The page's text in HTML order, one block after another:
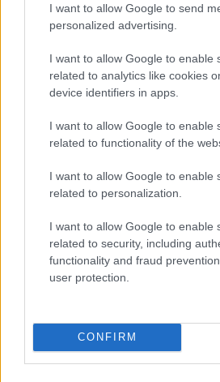
I want to allow Google to send
personalized advertising.
I want to allow Google to enable
related to analytics like cookies
device identifiers in apps.
I want to allow Google to enable
related to functionality of the
I want to allow Google to enable
related to personalization.
I want to allow Google to enable
related to security, including
functionality and fraud
user protection.
CONFIRM
Címkék:oktatás gasztronómia
Sketchfab
nyomtatót